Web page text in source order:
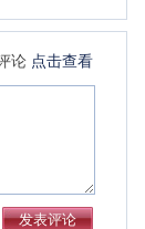
论 点击查看